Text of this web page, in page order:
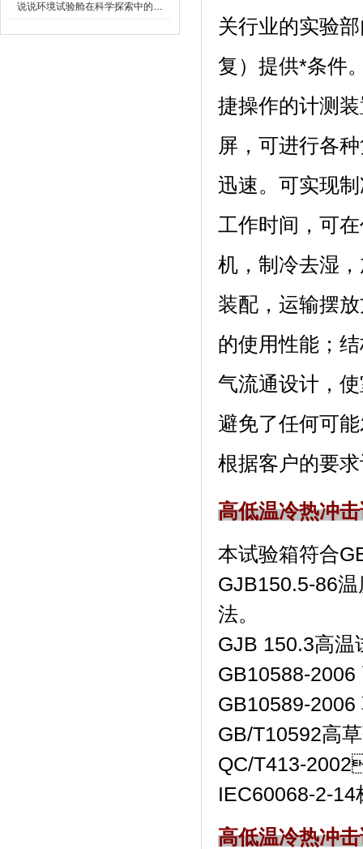
说说环境试验舱在科学探索中的作用
关行业的实验部
复）提供*条件
捷操作的计测装
屏，可进行各
迅速。可实现
工作时间，
机，制冷去湿
装配，运输摆
的使用性能
气流通设计
避免了任何可能
根据客户的要求订
高低温冷热冲
本试验箱符合
GJB150.5-86温
法。
GJB 150.3高温
GB10588-2006
GB10589-2006
GB/T10592高草
QC/T413-
IEC60068-2-
高低温冷热冲